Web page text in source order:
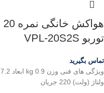
توربو VPL-20S2S
تماس بگیرید
ولتاژ (ولت) 220 جریان